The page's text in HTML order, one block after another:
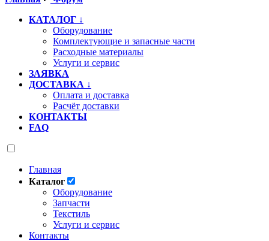
КАТАЛОГ ↓
Оборудование
Комплектующие и запасные части
Расходные материалы
Услуги и сервис
ЗАЯВКА
ДОСТАВКА ↓
Оплата и доставка
Расчёт доставки
КОНТАКТЫ
FAQ
Главная
Каталог
Оборудование
Запчасти
Текстиль
Услуги и сервис
Контакты